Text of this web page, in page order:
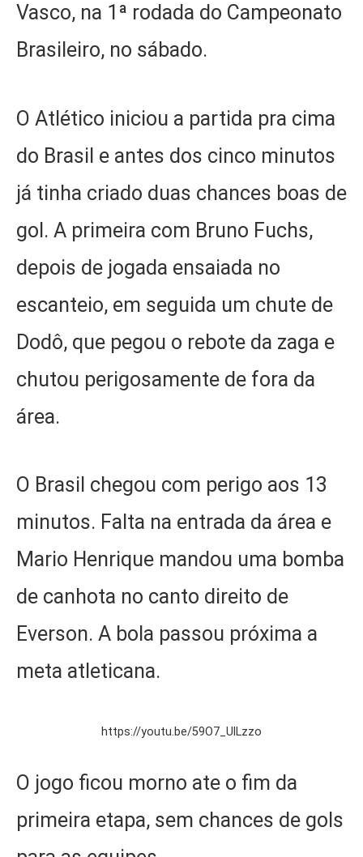
Vasco, na 1ª rodada do Campeonato
Brasileiro, no sábado.
O Atlético iniciou a partida pra cima
do Brasil e antes dos cinco minutos
já tinha criado duas chances boas de
gol. A primeira com Bruno Fuchs,
depois de jogada ensaiada no
escanteio, em seguida um chute de
Dodô, que pegou o rebote da zaga e
chutou perigosamente de fora da
área.
O Brasil chegou com perigo aos 13
minutos. Falta na entrada da área e
Mario Henrique mandou uma bomba
de canhota no canto direito de
Everson. A bola passou próxima a
meta atleticana.
https://youtu.be/59O7_UlLzzo
O jogo ficou morno ate o fim da
primeira etapa, sem chances de gols